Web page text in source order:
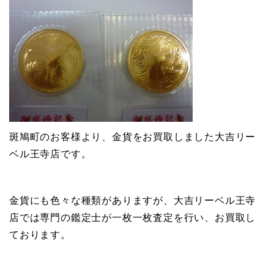
斑鳩町のお客様より、金貨をお買取しました大吉リー
ベル王寺店です。
金貨にも色々な種類がありますが、大吉リーベル王寺
店では専門の鑑定士が一枚一枚査定を行い、お買取し
ております。